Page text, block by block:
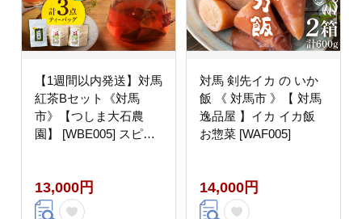
【1週間以内発送】対馬
紅茶Bセット《対馬
市》【つしま大石農
園】 [WBE005] スピー
13,000円
対馬 剣先イカ の いか
飯 《 対馬市 》【 対馬
逸品屋 】イカ イカ飯
お惣菜 [WAF005]
14,000円